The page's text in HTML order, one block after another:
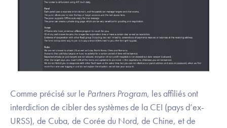
Comme précisé sur le Partners Program, les affiliés ont
interdiction de cibler des systèmes de la CEI (pays d’ex-
URSS), de Cuba, de Corée du Nord, de Chine, et de